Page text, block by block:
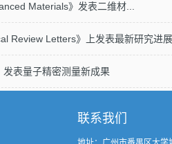
Materials》发表二维材...
Review Letters》上发表最新研究进展
表量子精密测量新成果
联系我们